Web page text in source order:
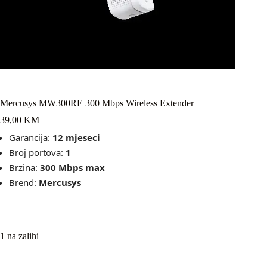
Mercusys MW300RE 300 Mbps Wireless Extender
39,00 KM
Garancija: 12 mjeseci
Broj portova: 1
Brzina: 300 Mbps max
Brend: Mercusys
1 na zalihi